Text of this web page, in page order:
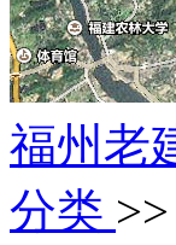
福州老
分类 >>